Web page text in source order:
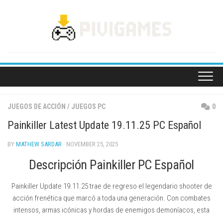
JUEGOS DE ACCIÓN / JUEGOS PC 0
Painkiller Latest Update 19.11.25 PC Español
BY MATHEW SARDAR · NOVEMBER 25, 2025
Descripción Painkiller PC Español
Painkiller Update 19.11.25 trae de regreso el legendario shooter de
acción frenética que marcó a toda una generación. Con combates
intensos, armas icónicas y hordas de enemigos demoníacos, esta